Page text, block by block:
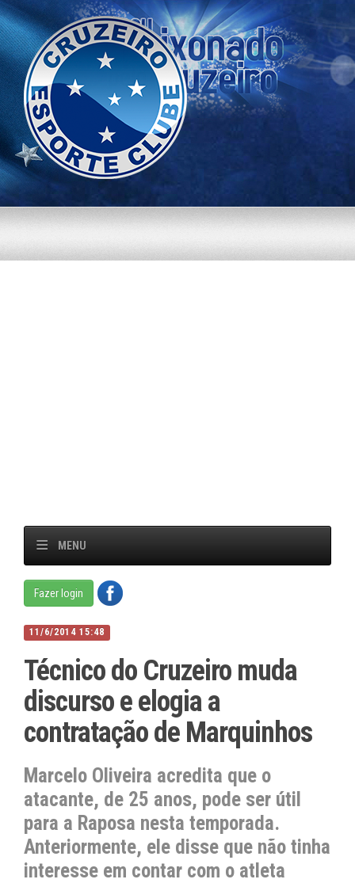
MENU
Fazer login
11/6/2014 15:48
Técnico do Cruzeiro muda
discurso e elogia a
contratação de Marquinhos
Marcelo Oliveira acredita que o
atacante, de 25 anos, pode ser útil
para a Raposa nesta temporada.
Anteriormente, ele disse que não tinha
interesse em contar com o atleta